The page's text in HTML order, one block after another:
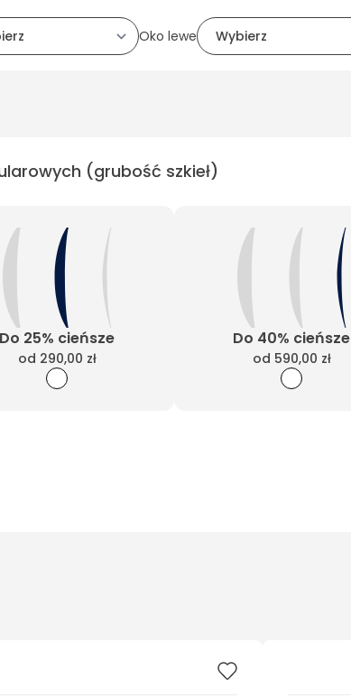
Oko lewe
(grubość szkieł)
Do 25% cieńsze
od 290,00 zł
Do 40% cieńsze
od 590,00 zł